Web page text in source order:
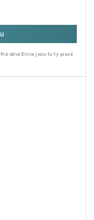
odvážlivce jsou to ty pravé